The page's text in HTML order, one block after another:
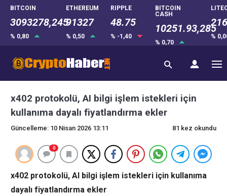
BITCOIN
3093278,245
% 0,80
ETHEREUM
91327
% 0,50
RIPPLE
48.75
% -1,40
BITCOIN
CASH
10251.93,285
% 0,70
%
x402 protokolü, AI bilgi işlem istekleri için
kullanıma dayalı fiyatlandırma ekler
Güncelleme: 10 Nisan 2026 13:11 81 kez okundu
0
x402 protokolü, AI bilgi işlem istekleri için kullanıma
dayalı fiyatlandırma ekler